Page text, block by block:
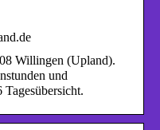
Willingen (Upland).
und